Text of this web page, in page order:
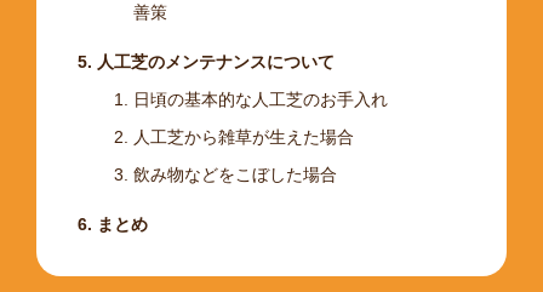
善策
人工芝のメンテナンスについて
日頃の基本的な人工芝のお手入れ
人工芝から雑草が生えた場合
飲み物などをこぼした場合
まとめ